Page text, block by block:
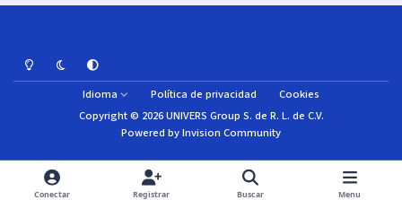
Light ModeDark ModeSystem Preference
Idioma Política de privacidad
Cookies
Copyright © 2026 UNIVERS Group S. de R. L. de C.V.
Powered byInvision Community
Conectar Registrar Buscar Menu